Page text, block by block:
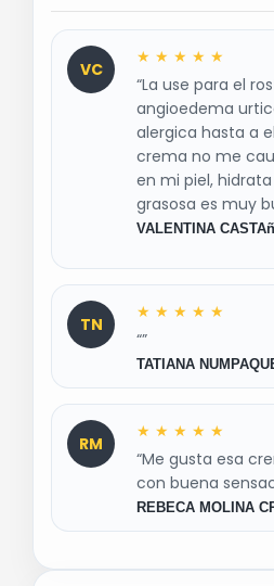
cutánea.
Contiene
EOP).
Enriquecida con ácido
a retener la humedad.
Tecnología MVE®, que
hidratantes de forma
Fórmula sin fragancia.
No comedogénica (no
Textura rica, de rápida
sensación grasosa.
Desarrollada con
Tres sachets (3) 7gr
VC
★ ★ ★ ★ ★
“La use para el
angioedema
alergica hasta a
crema no me
en mi piel,
grasosa es muy
VALENTINA
TN
★ ★ ★ ★ ★
“”
TATIANA
RM
★ ★ ★ ★ ★
“Me gusta esa
con buena
REBECA MOLINA